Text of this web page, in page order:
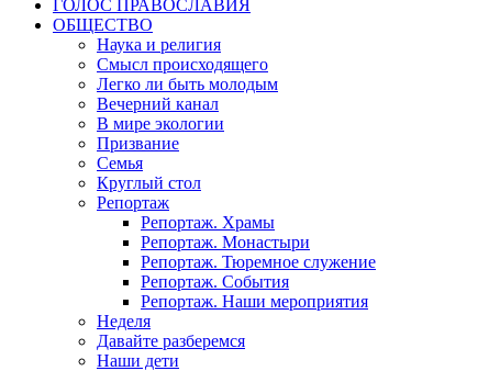
ГОЛОС ПРАВОСЛАВИЯ
ОБЩЕСТВО
Наука и религия
Смысл происходящего
Легко ли быть молодым
Вечерний канал
В мире экологии
Призвание
Семья
Круглый стол
Репортаж
Репортаж. Храмы
Репортаж. Монастыри
Репортаж. Тюремное служение
Репортаж. События
Репортаж. Наши мероприятия
Неделя
Давайте разберемся
Наши дети